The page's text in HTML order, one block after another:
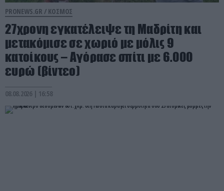
PRONEWS.GR / ΚΟΣΜΟΣ
27χρονη εγκατέλειψε τη Μαδρίτη και
μετακόμισε σε χωριό με μόλις 9
κατοίκους – Αγόρασε σπίτι με 6.000
ευρώ (βίντεο)
08.08.2026 | 16:58